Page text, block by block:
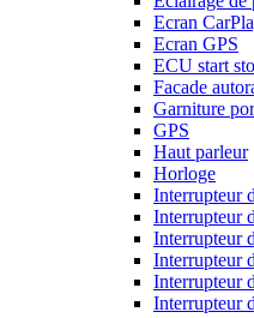
Ecran
Ecran GPS
ECU start
Facade
Garniture
GPS
Haut parleur
Horloge
Interrupteur
Interrupteur
Interrupteur
Interrupteur
Interrupteur
Interrupteur